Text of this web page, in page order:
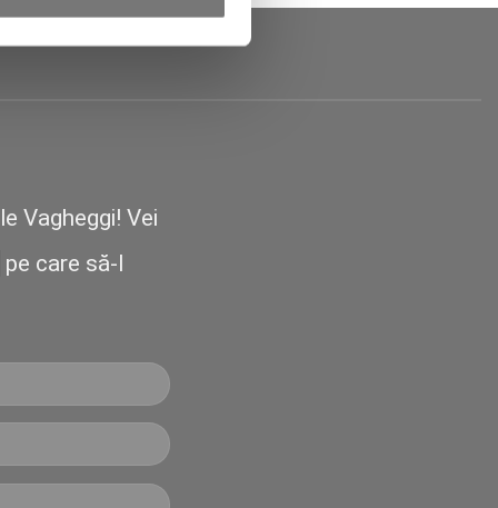
Vagheggi! Vei
pe care să-l